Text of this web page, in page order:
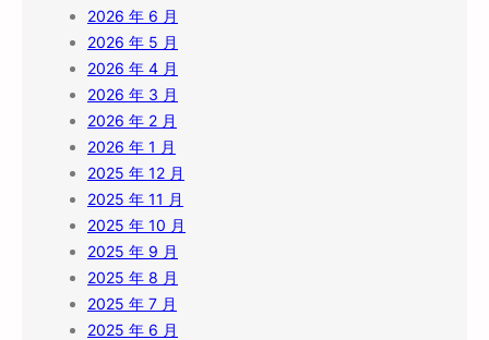
2026 年 6 月
2026 年 5 月
2026 年 4 月
2026 年 3 月
2026 年 2 月
2026 年 1 月
2025 年 12 月
2025 年 11 月
2025 年 10 月
2025 年 9 月
2025 年 8 月
2025 年 7 月
2025 年 6 月